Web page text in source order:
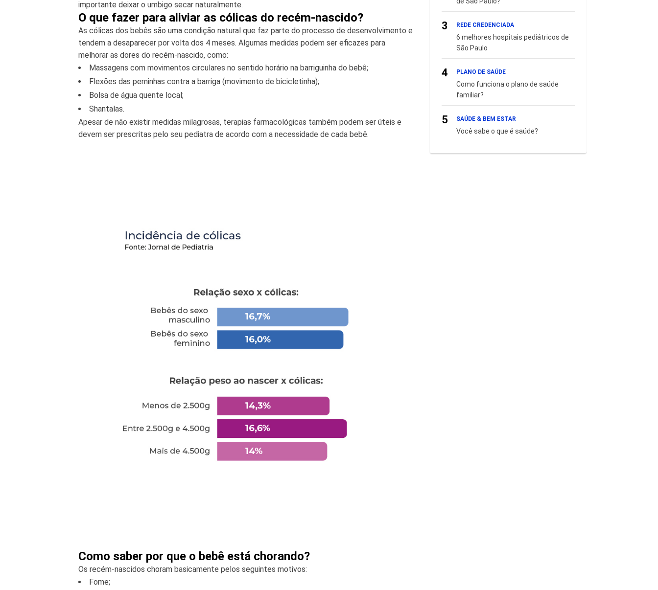
importante deixar o umbigo secar naturalmente.
O que fazer para aliviar as cólicas do recém-nascido?
As cólicas dos bebês são uma condição natural que faz parte do processo de desenvolvimento e
tendem a desaparecer por volta dos 4 meses. Algumas medidas podem ser eficazes para
melhorar as dores do recém-nascido, como:
Massagens com movimentos circulares no sentido horário na barriguinha do bebê;
Flexões das perninhas contra a barriga (movimento de bicicletinha);
Bolsa de água quente local;
Shantalas.
Apesar de não existir medidas milagrosas, terapias farmacológicas também podem ser úteis e
devem ser prescritas pelo seu pediatra de acordo com a necessidade de cada bebê.
Como saber por que o bebê está chorando?
Os recém-nascidos choram basicamente pelos seguintes motivos:
Fome;
3 REDE CREDENCIADA
6 melhores hospitais pediátricos de
São Paulo
4 PLANO DE SAÚDE
Como funciona o plano de saúde
familiar?
5 SAÚDE & BEM ESTAR
Você sabe o que é saúde?